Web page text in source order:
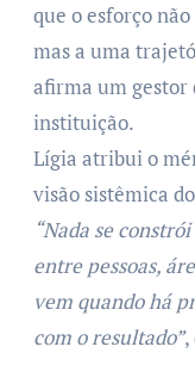
que o esforço
mas a uma
afirma um gestor
instituição.
Lígia atribui o
visão sistêmica
“Nada se
entre pessoas,
vem quando há
com o resultado”,